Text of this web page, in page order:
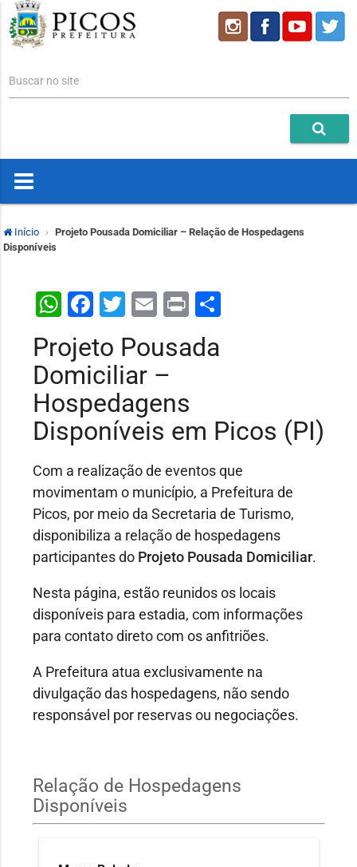
Buscar no site
Início
Projeto Pousada Domiciliar – Relação de Hospedagens
Disponíveis
WhatsApp
Facebook
Twitter
Email
PrintShare
Projeto Pousada
Domiciliar –
Hospedagens
Disponíveis em Picos (PI)
Com a realização de eventos que
movimentam o município, a Prefeitura de
Picos, por meio da Secretaria de Turismo,
disponibiliza a relação de hospedagens
participantes do Projeto Pousada Domiciliar.
Nesta página, estão reunidos os locais
disponíveis para estadia, com informações
para contato direto com os anfitriões.
A Prefeitura atua exclusivamente na
divulgação das hospedagens, não sendo
responsável por reservas ou negociações.
Relação de Hospedagens
Disponíveis